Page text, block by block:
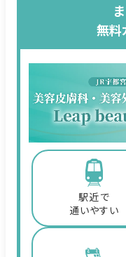
無料
駅近で
通いやすい